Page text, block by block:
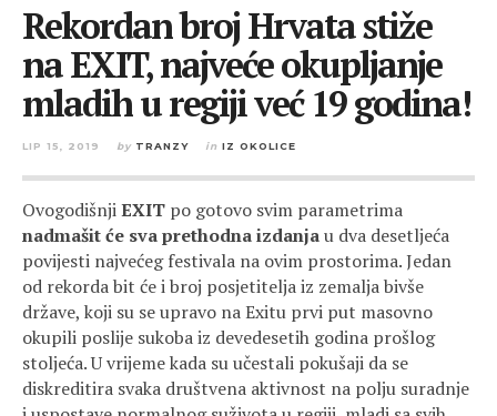
Rekordan broj Hrvata stiže
na EXIT, najveće okupljanje
mladih u regiji već 19 godina!
LIP 15, 2019 by TRANZY in IZ OKOLICE
OvogodišnjiEXIT po gotovo svim parametrima
nadmašit će sva prethodna izdanjau dva desetljeća
povijesti najvećeg festivala na ovim prostorima. Jedan
od rekorda bit će i broj posjetitelja iz zemalja bivše
države, koji su se upravo na Exitu prvi put masovno
okupili poslije sukoba iz devedesetih godina prošlog
stoljeća. U vrijeme kada su učestali pokušaji da se
diskreditira svaka društvena aktivnost na polju suradnje